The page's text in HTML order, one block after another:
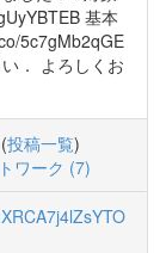
基本
5c7gMb2qGE
． よろしくお
(投稿一覧)
ワーク (7)